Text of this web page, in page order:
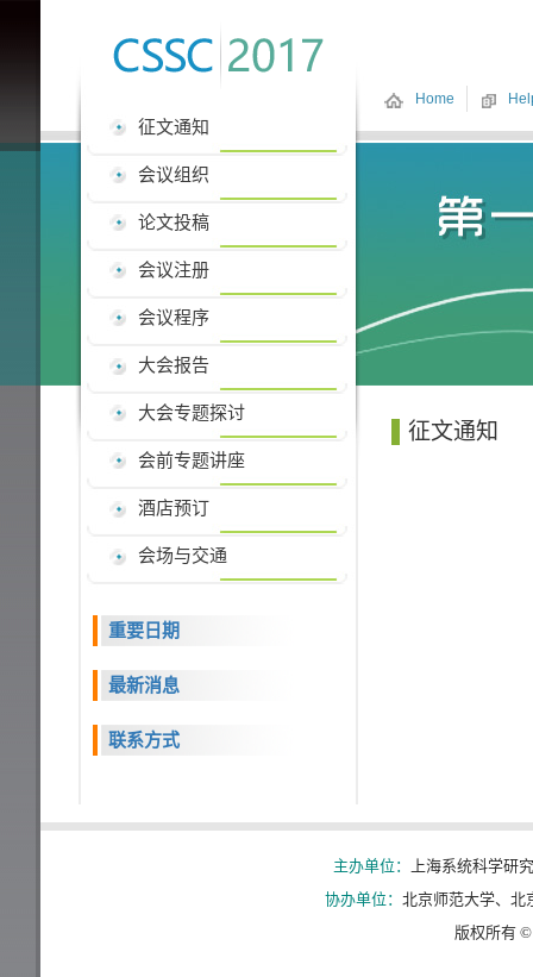
征文通知
会议组织
论文投稿
会议注册
会议程序
大会报告
大会专题探讨
会前专题讲座
酒店预订
会场与交通
重要日期
最新消息
联系方式
Home
征文通知
主办单位：
上海系统科学
协办单位： 北京师范大学、 北
版权所有